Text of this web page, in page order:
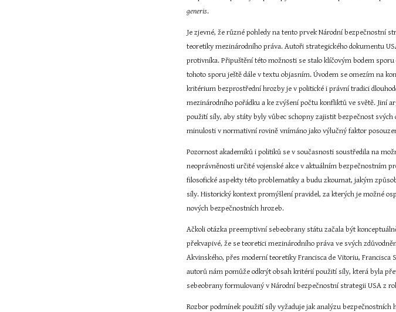
generis.
Je zjevné, že různé pohledy na tento prvek Národní bezpečnostní
teoretiky mezinárodního práva. Autoři strategického dokumentu
protivníka. Připuštění této možnosti se stalo klíčovým bodem
tohoto sporu ještě dále v textu objasním. Úvodem se omezím na
kritérium bezprostřední hrozby je v politické i právní tradici
mezinárodního pořádku a ke zvýšení počtu konfliktů ve světě.
použití síly, aby státy byly vůbec schopny zajistit bezpečnost
minulosti v normativní rovině vnímáno jako výlučný faktor
Pozornost akademiků i politiků se v současnosti soustředila na
neoprávněnosti určité vojenské akce v aktuálním bezpečnostním
filosofické aspekty této problematiky a budu zkoumat, jakým
síly. Historický kontext promýšlení pravidel, za kterých je možné
nových bezpečnostních hrozeb.
Ačkoli otázka preemptivní sebeobrany státu začala být
překvapivé, že se teoretici mezinárodního práva ve svých
Akvinského, přes moderní teoretiky Francisca de Vitoriu, Francisca
autorů nám pomůže odkrýt obsah kritérií použití síly, která byla
sebeobrany formulovaný v Národní bezpečnostní strategii USA z
Rozbor podmínek použití síly vyžaduje jak analýzu